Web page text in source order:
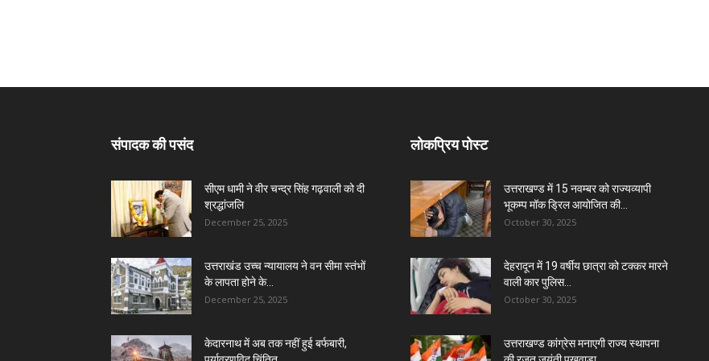
संपादक की पसंद
सीएम धामी ने वीर चन्द्र सिंह गढ़वाली को दी
श्रद्धांजलि
December 25, 2025
उत्तराखंड उच्च न्यायालय ने वन सीमा स्तंभों
के लापता होने के...
December 25, 2025
केदारनाथ में अब तक नहीं हुई बर्फबारी,
लोकप्रिय पोस्ट
उत्तराखण्ड में 15 नवम्बर को राज्यव्यापी
भूकम्प मॉक ड्रिल आयोजित की...
October 30, 2025
देहरादून में 19 वर्षीय छात्रा को टक्कर मारने
वाली कार पुलिस...
October 30, 2025
उत्तराखण्ड कांग्रेस मनाएगी राज्य स्थापना